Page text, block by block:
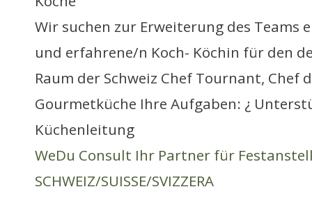
Wir suchen zur Erweiterung des Teams
und erfahrene/n Koch- Köchin für den
Raum der Schweiz Chef Tournant, Chef
Gourmetküche Ihre Aufgaben: ¿
Küchenleitung
WeDu Consult Ihr Partner für
SCHWEIZ/SUISSE/SVIZZERA